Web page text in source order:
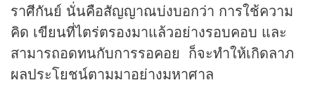
ราศีกันย์ นั่นคือสัญญาณบ่งบอกว่า การใช้ความ
คิด เขียนที่ไตร่ตรองมาแล้วอย่างรอบคอบ และ
สามารถอดทนกับการรอคอย ก็จะทำให้เกิดลาภ
ผลประโยชน์ตามมาอย่างมหาศาล